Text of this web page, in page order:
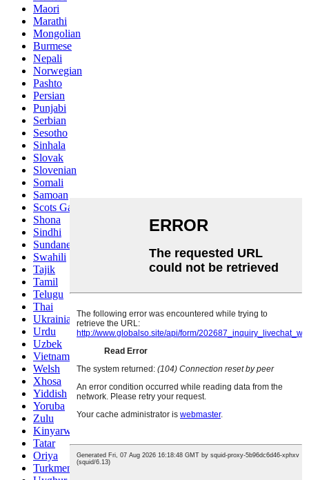
Maori
Marathi
Mongolian
Burmese
Nepali
Norwegian
Pashto
Persian
Punjabi
Serbian
Sesotho
Sinhala
Slovak
Slovenian
Somali
Samoan
Scots Gaelic
Shona
Sindhi
Sundanese
Swahili
Tajik
Tamil
Telugu
Thai
Ukrainian
Urdu
Uzbek
Vietnamese
Welsh
Xhosa
Yiddish
Yoruba
Zulu
Kinyarwanda
Tatar
Oriya
Turkmen